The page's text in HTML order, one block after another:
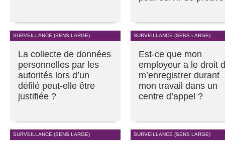
SURVEILLANCE (SENS LARGE)
La collecte de données
personnelles par les
autorités lors d’un
défilé peut-elle être
justifiée ?
SURVEILLANCE (SENS LARGE)
Est-ce que mon
employeur a le droit
m’enregistrer durant
mon travail dans un
centre d’appel ?
SURVEILLANCE (SENS LARGE) SURVEILLANCE (SENS LARGE)